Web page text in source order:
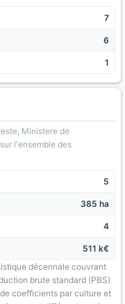
7
6
1
Ministere de
l'ensemble des
5
385 ha
4
511 k€
décennale couvrant
brute standard (PBS)
coefficients par culture et